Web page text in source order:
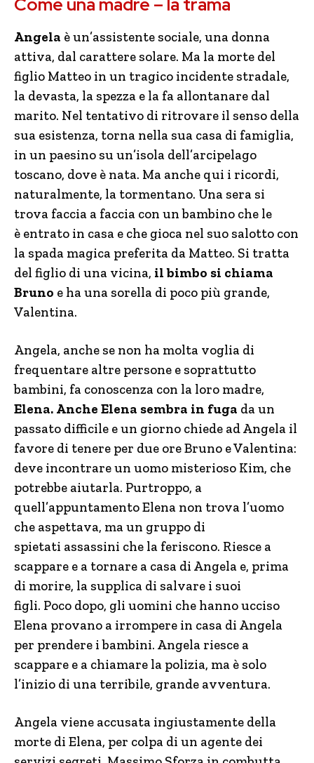
Angela è un’assistente sociale, una donna
attiva, dal carattere solare. Ma la morte del
figlio Matteo in un tragico incidente stradale,
la devasta, la spezza e la fa allontanare dal
marito. Nel tentativo di ritrovare il senso della
sua esistenza, torna nella sua casa di famiglia,
in un paesino su un’isola dell’arcipelago
toscano, dove è nata. Ma anche qui i ricordi,
naturalmente, la tormentano. Una sera si
trova faccia a faccia con un bambino che le
è entrato in casa e che gioca nel suo salotto con
la spada magica preferita da Matteo. Si tratta
del figlio di una vicina, il bimbo si chiama
Bruno e ha una sorella di poco più grande,
Valentina.
Angela, anche se non ha molta voglia di
frequentare altre persone e soprattutto
bambini, fa conoscenza con la loro madre,
Elena. Anche Elena sembra in fuga da un
passato difficile e un giorno chiede ad Angela il
favore di tenere per due ore Bruno e Valentina:
deve incontrare un uomo misterioso Kim, che
potrebbe aiutarla. Purtroppo, a
quell’appuntamento Elena non trova l’uomo
che aspettava, ma un gruppo di
spietati assassini che la feriscono. Riesce a
scappare e a tornare a casa di Angela e, prima
di morire, la supplica di salvare i suoi
figli. Poco dopo, gli uomini che hanno ucciso
Elena provano a irrompere in casa di Angela
per prendere i bambini. Angela riesce a
scappare e a chiamare la polizia, ma è solo
l’inizio di una terribile, grande avventura.
Angela viene accusata ingiustamente della
morte di Elena, per colpa di un agente dei